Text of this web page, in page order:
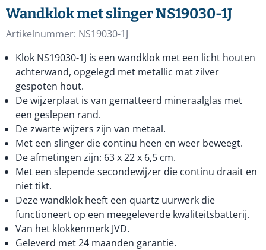
Wandklok met slinger NS19030-1J
Artikelnummer: NS19030-1J
Klok NS19030-1J is een wandklok met een licht houten
achterwand, opgelegd met metallic mat zilver
gespoten hout.
De wijzerplaat is van gematteerd mineraalglas met
een geslepen rand.
De zwarte wijzers zijn van metaal.
Met een slinger die continu heen en weer beweegt.
De afmetingen zijn: 63 x 22 x 6,5 cm.
Met een slepende secondewijzer die continu draait en
niet tikt.
Deze wandklok heeft een quartz uurwerk die
functioneert op een meegeleverde kwaliteitsbatterij.
Van het klokkenmerk JVD.
Geleverd met 24 maanden garantie.